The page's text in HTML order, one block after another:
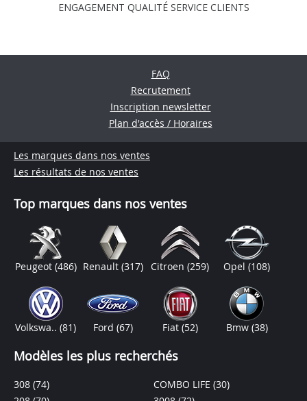
ENGAGEMENT QUALITÉ SERVICE CLIENTS
FAQ
Recrutement
Inscription newsletter
Plan d'accès / Horaires
Les marques dans nos ventes
Les résultats de nos ventes
Top marques dans nos ventes
Peugeot (486) Renault (317) Citroen(259) Opel(108)
Volkswa..(81) Ford (67) Fiat (52) Bmw (38)
Modèles les plus recherchés
308 (74)
COMBO LIFE (30)